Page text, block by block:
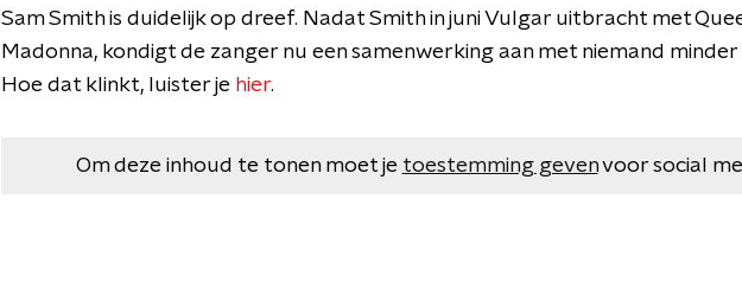
Sam Smith is duidelijk op dreef. Nadat Smith in juni Vulgar uitbracht met
Madonna, kondigt de zanger nu een samenwerking aan met niemand minder
Hoe dat klinkt, luister je hier.
Om deze inhoud te tonen moet je toestemming gevenvoor social